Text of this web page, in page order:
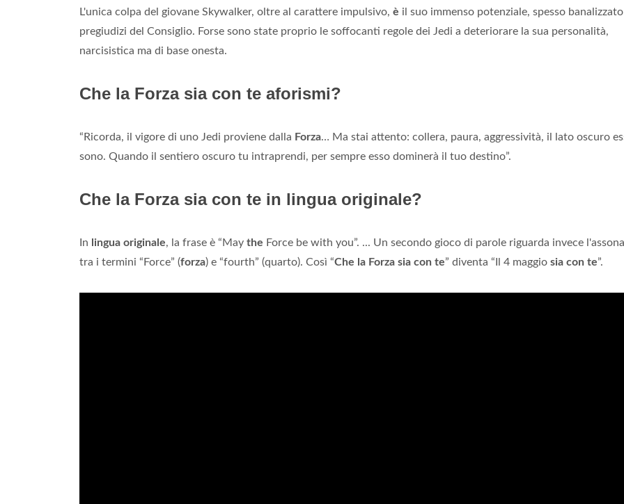
L'unica colpa del giovane Skywalker, oltre al carattere impulsivo, è il suo immenso potenziale, spesso
pregiudizi del Consiglio. Forse sono state proprio le soffocanti regole dei Jedi a deteriorare la sua personalità,
narcisistica ma di base onesta.
Che la Forza sia con te aforismi?
“Ricorda, il vigore di uno Jedi proviene dalla Forza… Ma stai attento: collera, paura, aggressività, il lato oscuro
sono. Quando il sentiero oscuro tu intraprendi, per sempre esso dominerà il tuo destino”.
Che la Forza sia con te in lingua originale?
In lingua originale, la frase è “May the Force be with you”. ... Un secondo gioco di parole riguarda invece
tra i termini “Force” (forza) e “fourth” (quarto). Così “Che la Forza sia con te” diventa “Il 4 maggio sia con te”.